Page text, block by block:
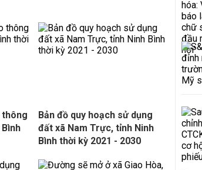
thông
Bản đồ quy hoạch sử dụng
đất xã Nam Trực, tỉnh Ninh
Bình thời kỳ 2021 - 2030